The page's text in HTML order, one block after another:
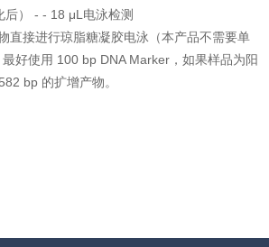
后） - - 18 μL电泳检测
直接进行琼脂糖凝胶电泳（本产品不需要单
好使用 100 bp DNA Marker，如果样品为阳
bp 的扩增产物。